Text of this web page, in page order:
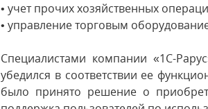
• учет прочих хозяйственных
• управление торговым
Специалистами компании «1С-
убедился в соответствии ее
было принято решение о